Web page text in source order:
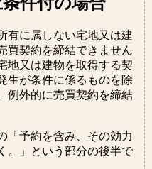
有に属しない宅地又は建
買契約を締結できません
地又は建物を取得する契
生が条件に係るものを除
例外的に売買契約を締結
「予約を含み、その効力
。」という部分の後半で